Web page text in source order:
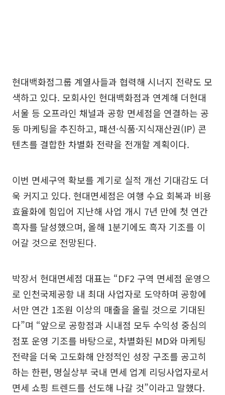
현대백화점그룹 계열사들과 협력해 시너지 전략도 모
색하고 있다. 모회사인 현대백화점과 연계해 더현대
서울 등 오프라인 채널과 공항 면세점을 연결하는 공
동 마케팅을 추진하고, 패션·식품·지식재산권(IP) 콘
텐츠를 결합한 차별화 전략을 전개할 계획이다.
이번 면세구역 확보를 계기로 실적 개선 기대감도 더
욱 커지고 있다. 현대면세점은 여행 수요 회복과 비용
효율화에 힘입어 지난해 사업 개시 7년 만에 첫 연간
흑자를 달성했으며, 올해 1분기에도 흑자 기조를 이
어갈 것으로 전망된다.
박장서 현대면세점 대표는 “DF2 구역 면세점 운영으
로 인천국제공항 내 최대 사업자로 도약하며 공항에
서만 연간 1조원 이상의 매출을 올릴 것으로 기대된
다”며 “앞으로 공항점과 시내점 모두 수익성 중심의
점포 운영 기조를 바탕으로, 차별화된 MD와 마케팅
전략을 더욱 고도화해 안정적인 성장 구조를 공고히
하는 한편, 명실상부 국내 면세 업계 리딩사업자로서
면세 쇼핑 트렌드를 선도해 나갈 것”이라고 말했다.